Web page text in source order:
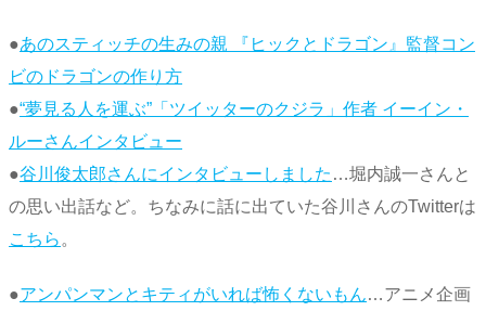
●あのスティッチの生みの親 『ヒックとドラゴン』監督コン
ビのドラゴンの作り方
●“夢見る人を運ぶ”「ツイッターのクジラ」作者 イーイン・
ルーさんインタビュー
●谷川俊太郎さんにインタビューしました …堀内誠一さんと
の思い出話など。ちなみに話に出ていた谷川さんのTwitterは
こちら 。
●アンパンマンとキティがいれば怖くないもん…アニメ企画